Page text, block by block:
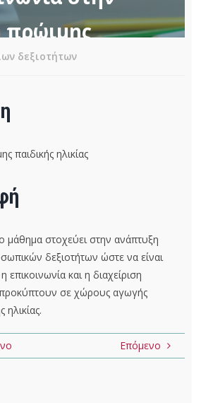
πρώιμης
ηλικίας
δεξιοτήτων
παιδικής ηλικίας
μάθημα στοχεύει στην ανάπτυξη
δεξιοτήτων ώστε να είναι
επικοινωνία και η διαχείριση
σε χώρους αγωγής
ηλικίας.
Επόμενο